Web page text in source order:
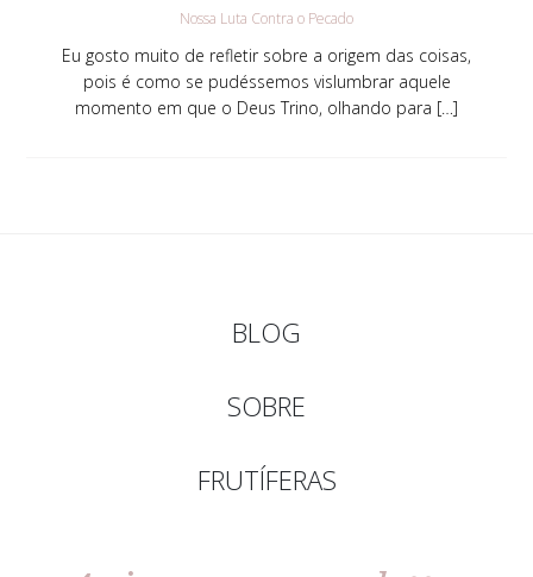
Nossa Luta Contra o Pecado
Eu gosto muito de refletir sobre a origem das coisas,
pois é como se pudéssemos vislumbrar aquele
momento em que o Deus Trino, olhando para […]
BLOG
SOBRE
FRUTÍFERAS